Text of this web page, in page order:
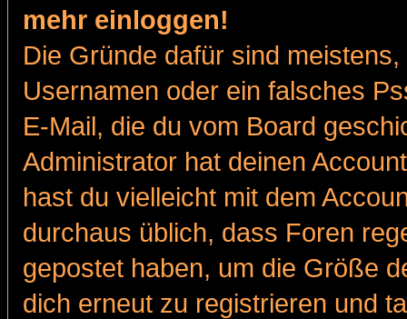
mehr einloggen!
Die Gründe dafür sind
Usernamen oder ein falsches
E-Mail, die du vom Board
Administrator hat deinen
hast du vielleicht mit dem
durchaus üblich, dass Foren
gepostet haben, um die Größe
dich erneut zu registrieren und